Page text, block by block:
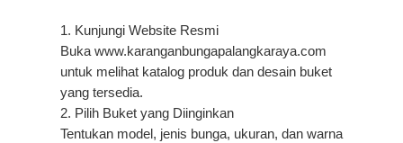
Kunjungi Website Resmi
Bukawww.karanganbungapalangkaraya.com
untuk melihat katalog produk dan desain buket
yang tersedia.
Pilih Buket yang Diinginkan
Tentukan model, jenis bunga, ukuran, dan warna